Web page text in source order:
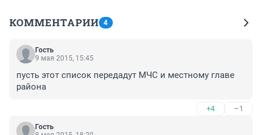
КОММЕНТАРИИ 4
Гость
9 мая 2015, 15:45
пусть этот список передадут МЧС и местному главе
района
+4 –1
Гость